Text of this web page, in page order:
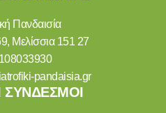
Πανδαισία
Μελίσσια 151 27
pandaisia.gr
ΣΥΝΔΕΣΜΟΙ